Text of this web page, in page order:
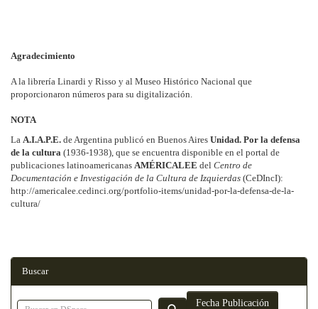
Agradecimiento
A la librería Linardi y Risso y al Museo Histórico Nacional que
proporcionaron números para su digitalización.
NOTA
La A.I.A.P.E. de Argentina publicó en Buenos Aires Unidad. Por la defensa
de la cultura (1936-1938), que se encuentra disponible en el portal de
publicaciones latinoamericanas AMÉRICALEE del Centro de
Documentación e Investigación de la Cultura de Izquierdas (CeDIncI):
http://americalee.cedinci.org/portfolio-items/unidad-por-la-defensa-de-la-
cultura/
Buscar